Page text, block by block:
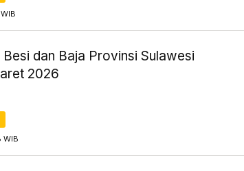
dan Baja Provinsi Sulawesi
2026